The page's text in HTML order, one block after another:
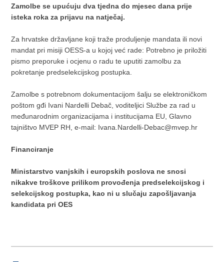
Zamolbe se upućuju dva tjedna do mjesec dana prije
isteka roka za prijavu na natječaj.
Za hrvatske državljane koji traže produljenje mandata ili novi
mandat pri misiji OESS-a u kojoj već rade: Potrebno je priložiti
pismo preporuke i ocjenu o radu te uputiti zamolbu za
pokretanje predselekcijskog postupka.
Zamolbe s potrebnom dokumentacijom šalju se elektroničkom
poštom gđi Ivani Nardelli Debač, voditeljici Službe za rad u
međunarodnim organizacijama i institucijama EU, Glavno
tajništvo MVEP RH, e-mail: Ivana.Nardelli-Debac@mvep.hr
Financiranje
Ministarstvo vanjskih i europskih poslova ne snosi
nikakve troškove prilikom provođenja predselekcijskog i
selekcijskog postupka, kao ni u slučaju zapošljavanja
kandidata pri OES